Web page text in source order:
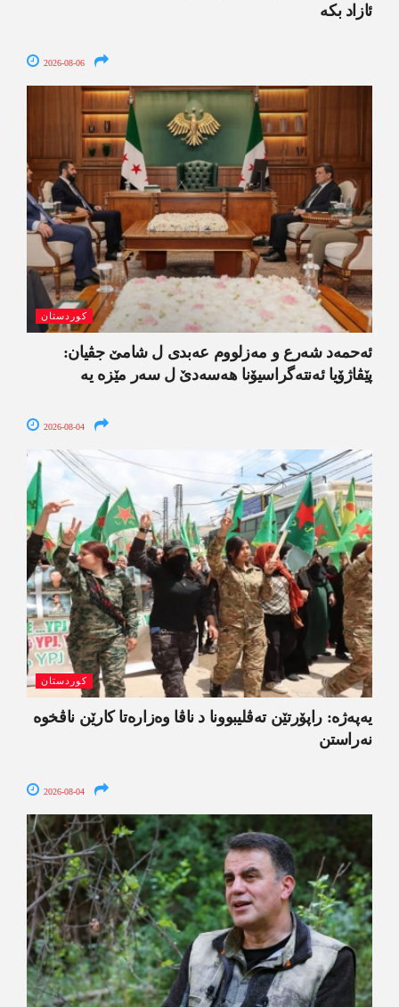
ئازاد بکە
2026-08-06
کوردستان
ئەحمەد شەرع و مەزلووم عەبدی ل شامێ جڤیان:
پێڤاژۆیا ئەنتەگراسیۆنا ھەسەدێ ل سەر مێزە یە
2026-08-04
کوردستان
یەپەژە: راپۆرتێن تەڤلیبوونا د ناڤا وەزارەتا کارێن ناڤخوە
نەراستن
2026-08-04